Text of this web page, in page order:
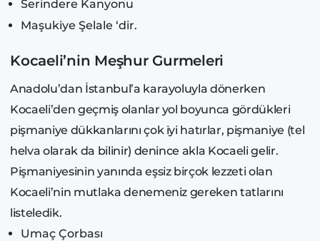
Serindere Kanyonu
Maşukiye Şelale ‘dir.
Kocaeli’nin Meşhur Gurmeleri
Anadolu’dan İstanbul’a karayoluyla dönerken
Kocaeli’den geçmiş olanlar yol boyunca gördükleri
pişmaniye dükkanlarını çok iyi hatırlar, pişmaniye (tel
helva olarak da bilinir) denince akla Kocaeli gelir.
Pişmaniyesinin yanında eşsiz birçok lezzeti olan
Kocaeli’nin mutlaka denemeniz gereken tatlarını
listeledik.
Umaç Çorbası